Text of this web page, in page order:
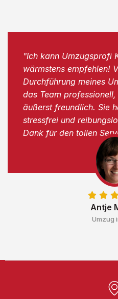
Antje
Umzug
"Ich kann Umzugsprofi
wärmstens empfehlen!
Durchführung meines
das Team
äußerst freundlich. Sie
stressfrei und
Dank für den tollen